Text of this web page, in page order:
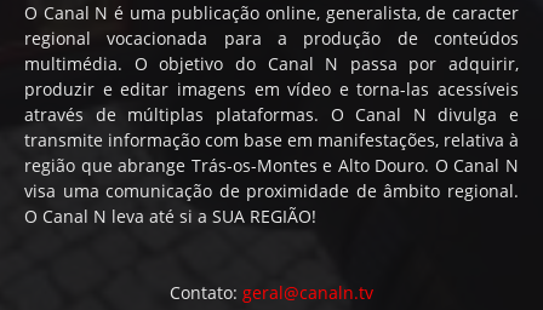
O Canal N é uma publicação online, generalista, de caracter
regional vocacionada para a produção de conteúdos
multimédia. O objetivo do Canal N passa por adquirir,
produzir e editar imagens em vídeo e torna-las acessíveis
através de múltiplas plataformas. O Canal N divulga e
transmite informação com base em manifestações, relativa à
região que abrange Trás-os-Montes e Alto Douro. O Canal N
visa uma comunicação de proximidade de âmbito regional.
O Canal N leva até si a SUA REGIÃO!
Contato: geral@canaln.tv